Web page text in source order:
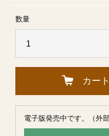
数量
カー
電子版発売中です。（外